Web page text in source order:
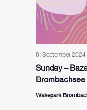
Sunday –
Brombachsee
8. September 2024
Wakepark